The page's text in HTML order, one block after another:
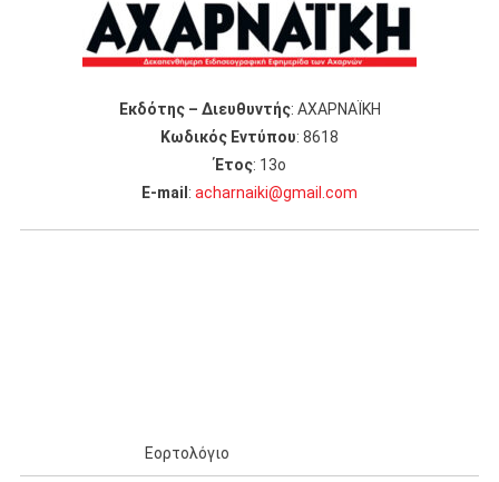
Εκδότης – Διευθυντής: ΑΧΑΡΝΑΪΚΗ
Κωδικός Εντύπου: 8618
Έτος: 13ο
Ε-mail : acharnaiki@gmail.com
Εορτολόγιο